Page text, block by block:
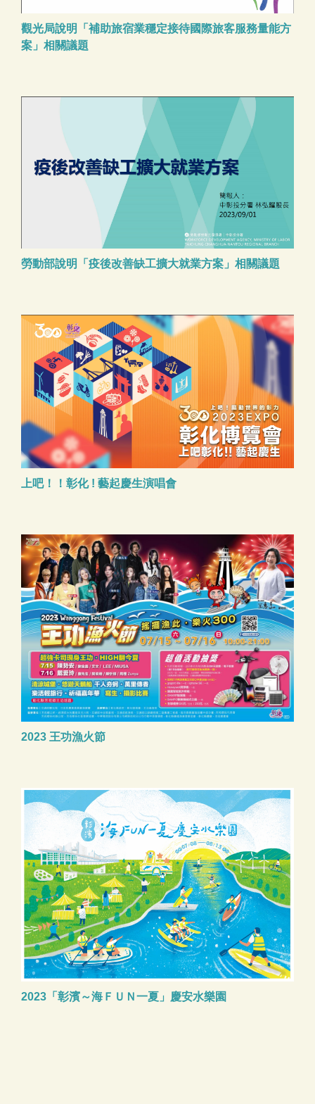
觀光局說明「補助旅宿業穩定接待國際旅客服務量能方
案」相關議題
勞動部說明「疫後改善缺工擴大就業方案」相關議題
上吧！！彰化 ! 藝起慶生演唱會
2023 王功漁火節
2023「彰濱～海ＦＵＮ一夏」慶安水樂園